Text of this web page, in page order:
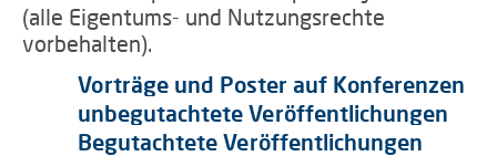
(alle Eigentums- und Nutzungsrechte
vorbehalten).
Vorträge und Poster auf Konferenzen
unbegutachtete Veröffentlichungen
Begutachtete Veröffentlichungen